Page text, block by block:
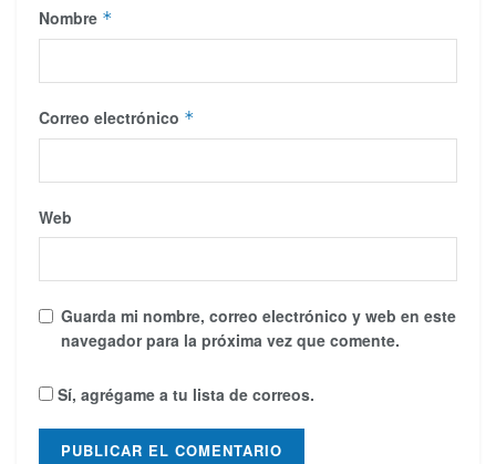
Nombre *
Correo electrónico *
Web
Guarda mi nombre, correo electrónico y web en este
navegador para la próxima vez que comente.
Sí, agrégame a tu lista de correos.